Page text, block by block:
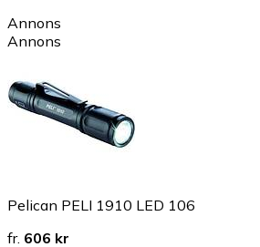
Annons
Annons
Pelican PELI 1910 LED 106
fr. 606 kr